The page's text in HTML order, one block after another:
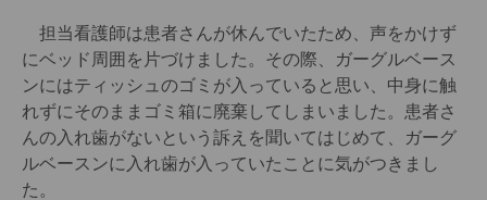
担当看護師は患者さんが休んでいたため、声をかけず
にベッド周囲を片づけました。その際、ガーグルベース
ンにはティッシュのゴミが入っていると思い、中身に触
れずにそのままゴミ箱に廃棄してしまいました。患者さ
んの入れ歯がないという訴えを聞いてはじめて、ガーグ
ルベースンに入れ歯が入っていたことに気がつきまし
た。